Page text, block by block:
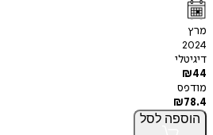
מרץ
2024
דיגיטלי
₪44
מודפס
₪78.4
הוספה לסל